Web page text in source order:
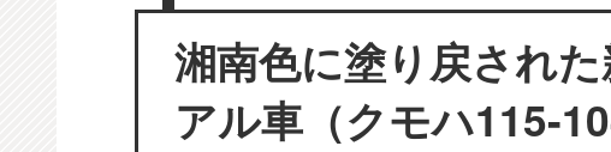
湘南色に塗り戻され
アル車（クモハ115-